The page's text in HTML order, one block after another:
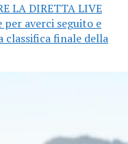
LA DIRETTA LIVE
averci seguito e
classifica finale della